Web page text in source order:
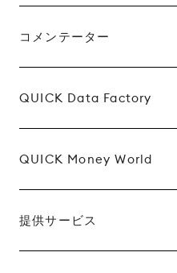
コメンテーター
QUICK Data Factory
QUICK Money World
提供サービス